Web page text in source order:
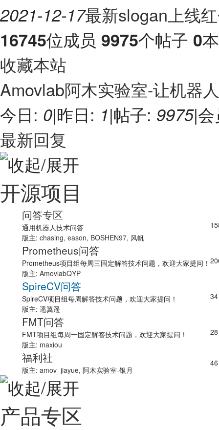
2021-12-17最新slogan上线
16745位成员 9975个帖子 0
收藏本站
Amovlab阿木实验室-让机器
今日: 0|昨日: 1|帖子: 9975|
最新回复
开源项目
问答专区
通用机器人技术问答
版主: chasing, eason, BOSHEN97, 风帆
Prometheus问答
Prometheus项目组每周三固定解答技术问题，欢迎大家提问！
版主: AmovlabQYP
SpireCV问答
SpireCV项目组每周解答技术问题，欢迎大家提问！
版主: 遥翼遥
34
FMT问答
FMT项目组每周一固定解答技术问题，欢迎大家提问！
版主: maxiou
28
福利社
版主: amov_jiayue, 阿木实验室-银月
46
产品专区